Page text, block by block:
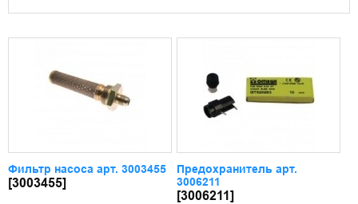
Фильтр насоса арт. 3003455
[3003455]
Предохранитель арт.
3006211
[3006211]